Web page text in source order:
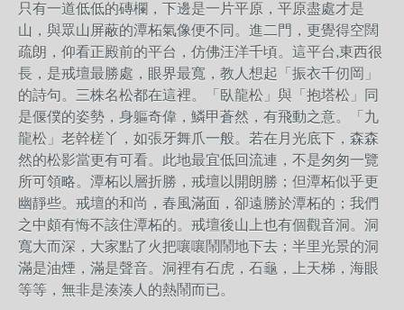
只有一道低低的磚欄，下邊是一片平原，平原盡處才是
山，與眾山屏蔽的潭柘氣像便不同。進二門，更覺得空闊
疏朗，仰看正殿前的平台，仿佛汪洋千頃。這平台,東西很
長，是戒壇最勝處，眼界最寬，教人想起「振衣千仞岡」
的詩句。三株名松都在這裡。「臥龍松」與「抱塔松」同
是偃僕的姿勢，身軀奇偉，鱗甲蒼然，有飛動之意。「九
龍松」老幹槎丫，如張牙舞爪一般。若在月光底下，森森
然的松影當更有可看。此地最宜低回流連，不是匆匆一覽
所可領略。潭柘以層折勝，戒壇以開朗勝；但潭柘似乎更
幽靜些。戒壇的和尚，春風滿面，卻遠勝於潭柘的；我們
之中頗有悔不該住潭柘的。戒壇後山上也有個觀音洞。洞
寬大而深，大家點了火把嚷嚷鬧鬧地下去；半里光景的洞
滿是油煙，滿是聲音。洞裡有石虎，石龜，上天梯，海眼
等等，無非是湊湊人的熱鬧而已。